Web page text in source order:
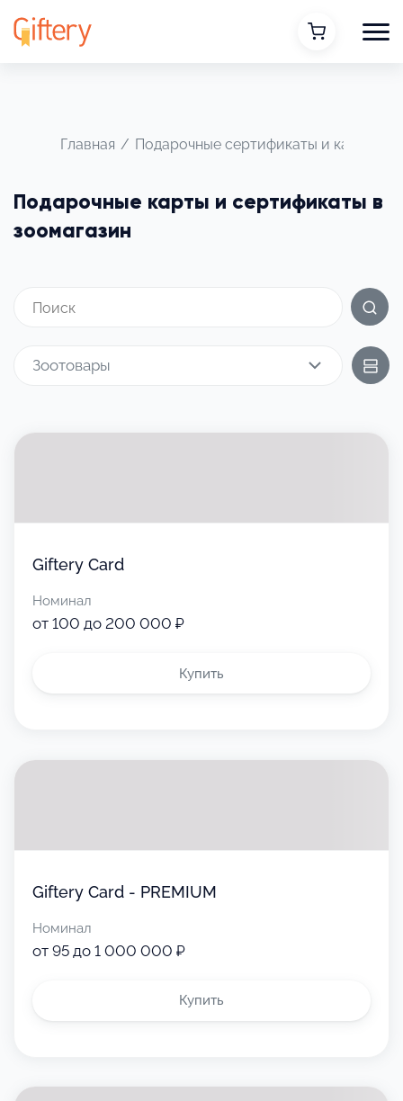
Главная / Подарочные сертификаты и карты
Подарочные карты и сертификаты в
зоомагазин
Зоотовары
Giftery Card
Номинал
от 100 до 200 000 ₽
Купить
Giftery Card - PREMIUM
Номинал
от 95 до 1 000 000 ₽
Купить